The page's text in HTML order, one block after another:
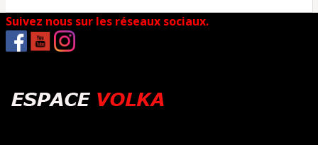
Suivez nous sur les réseaux sociaux.